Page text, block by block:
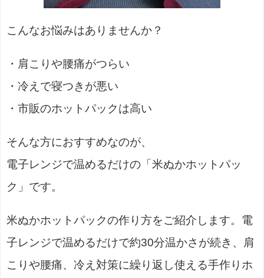
こんなお悩みはありませんか？
・肩こりや腰痛がつらい
・冷えで寝つきが悪い
・市販のホットパックは高い
そんな方におすすめなのが、
電子レンジで温めるだけの「米ぬかホットパッ
ク」です。
米ぬかホットパックの作り方をご紹介します。電
子レンジで温めるだけで約30分温かさが続き、肩
こりや腰痛、冷え対策に繰り返し使える手作りホ